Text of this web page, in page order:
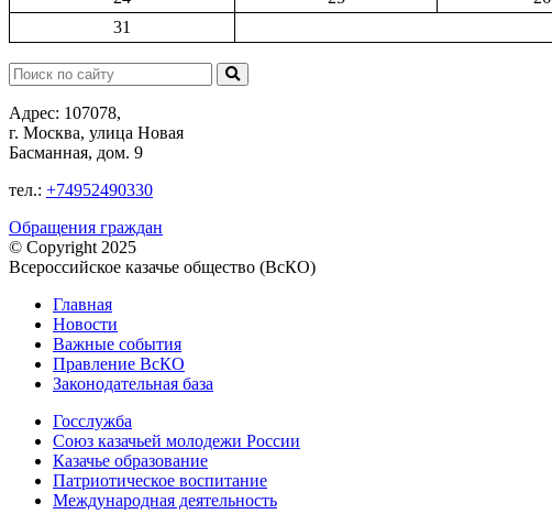
31
Поиск:
Адрес: 107078,
г. Москва, улица Новая
Басманная, дом. 9
тел.: +74952490330
Обращения граждан
© Copyright 2025
Всероссийское казачье общество (ВсКО)
Главная
Новости
Важные события
Правление ВсКО
Законодательная база
Госслужба
Союз казачьей молодежи России
Казачье образование
Патриотическое воспитание
Международная деятельность